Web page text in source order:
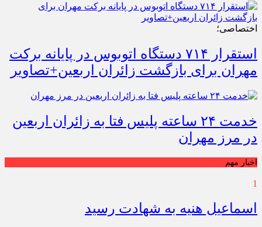
اختصاصی؛
استقرار ۷۱۴ دستگاه اتوبوس در پایانه برکت
مهران برای بازگشت زائران اربعین+تصاویر
خدمت ۲۴ ساعته پلیس فتا به زائران اربعین
در مرز مهران
اخبار مهم
1
اسماعیل هنیه به شهادت رسید